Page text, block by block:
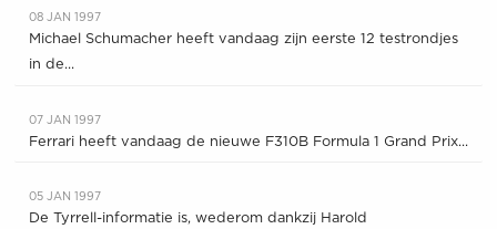
08 JAN 1997
Michael Schumacher heeft vandaag zijn eerste 12 testrondjes
in de...
07 JAN 1997
Ferrari heeft vandaag de nieuwe F310B Formula 1 Grand Prix...
05 JAN 1997
De Tyrrell-informatie is, wederom dankzij Harold